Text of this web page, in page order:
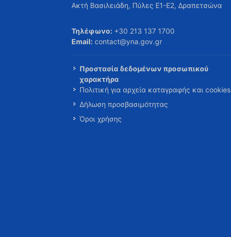
Ακτή Βασιλειάδη, Πύλες Ε1-Ε2, Δραπετσώνα
Τηλέφωνο: +30 213 137 1700
Email: contact@yna.gov.gr
Προστασία δεδομένων προσωπικού
χαρακτήρα
Πολιτική για αρχεία καταγραφής και cookies
Δήλωση προσβασιμότητας
Όροι χρήσης